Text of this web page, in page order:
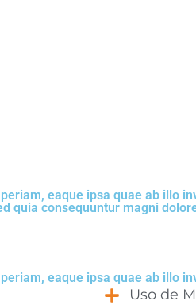
eaque ipsa quae ab illo
quia consequuntur magni
eaque ipsa quae ab illo
Uso de